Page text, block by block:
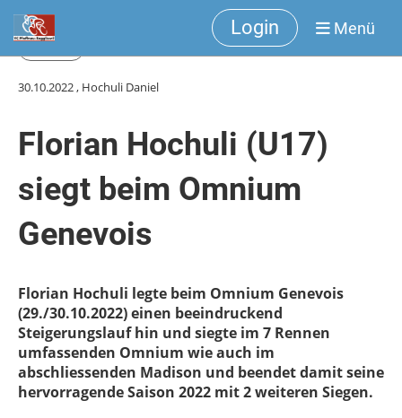
Login Menü
30.10.2022, Hochuli Daniel
Florian Hochuli (U17)
siegt beim Omnium
Genevois
Florian Hochuli legte beim Omnium Genevois
(29./30.10.2022) einen beeindruckend
Steigerungslauf hin und siegte im 7 Rennen
umfassenden Omnium wie auch im
abschliessenden Madison und beendet damit seine
hervorragende Saison 2022 mit 2 weiteren Siegen.